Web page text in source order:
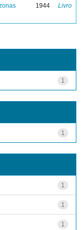
1944 Livro
1
1
1
1
1